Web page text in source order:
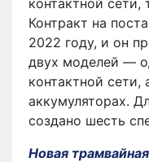
Контракт на
2022 году, и он
двух моделей —
контактной сети,
аккумуляторах.
создано шесть
Новая